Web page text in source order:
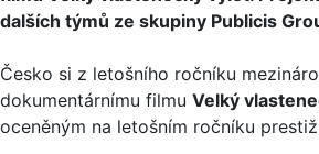
dalších týmů ze skupiny Publicis
Česko si z letošního ročníku
dokumentárnímu filmu Velký
oceněným na letošním ročníku